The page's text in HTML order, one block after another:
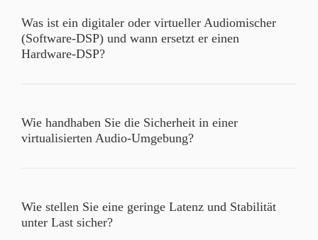
Was ist ein digitaler oder virtueller Audiomischer
(Software-DSP) und wann ersetzt er einen
Hardware-DSP?
Wie handhaben Sie die Sicherheit in einer
virtualisierten Audio-Umgebung?
Wie stellen Sie eine geringe Latenz und Stabilität
unter Last sicher?